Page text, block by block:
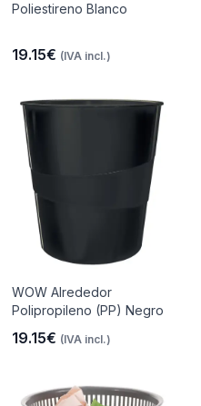
Poliestireno Blanco
19.15€ (IVA incl.)
WOW Alrededor
Polipropileno (PP) Negro
19.15€ (IVA incl.)